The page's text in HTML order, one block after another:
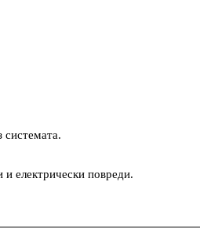
системата.
електрически повреди.